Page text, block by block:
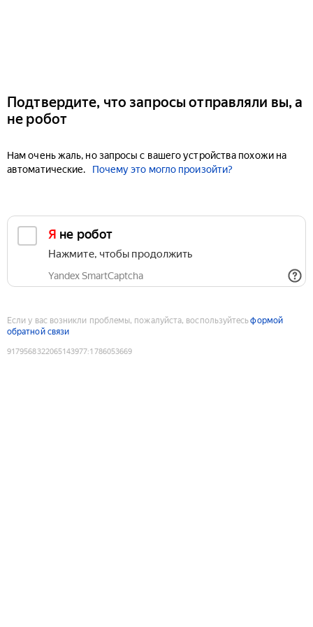
Подтвердите, что запросы отправляли вы, а
не робот
Нам очень жаль, но запросы с вашего устройства похожи на
автоматические.
Почему это могло произойти?
Я не робот
Нажмите, чтобы продолжить
Yandex SmartCaptcha
Если у вас возникли проблемы, пожалуйста, воспользуйтесьформой
обратной связи
9179568322065143977:1786053669